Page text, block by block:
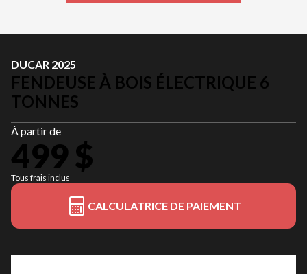
DUCAR 2025
FENDEUSE À BOIS ÉLECTRIQUE 6
TONNES
À partir de
499 $
Tous frais inclus
CALCULATRICE DE PAIEMENT